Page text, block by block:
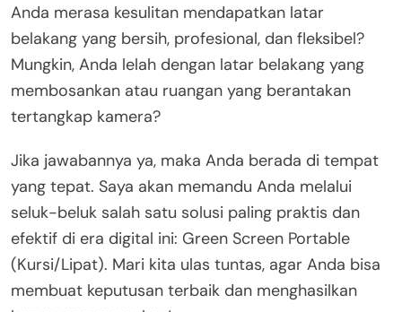
Anda merasa kesulitan mendapatkan latar
belakang yang bersih, profesional, dan fleksibel?
Mungkin, Anda lelah dengan latar belakang yang
membosankan atau ruangan yang berantakan
tertangkap kamera?
Jika jawabannya ya, maka Anda berada di tempat
yang tepat. Saya akan memandu Anda melalui
seluk-beluk salah satu solusi paling praktis dan
efektif di era digital ini: Green Screen Portable
(Kursi/Lipat). Mari kita ulas tuntas, agar Anda bisa
membuat keputusan terbaik dan menghasilkan